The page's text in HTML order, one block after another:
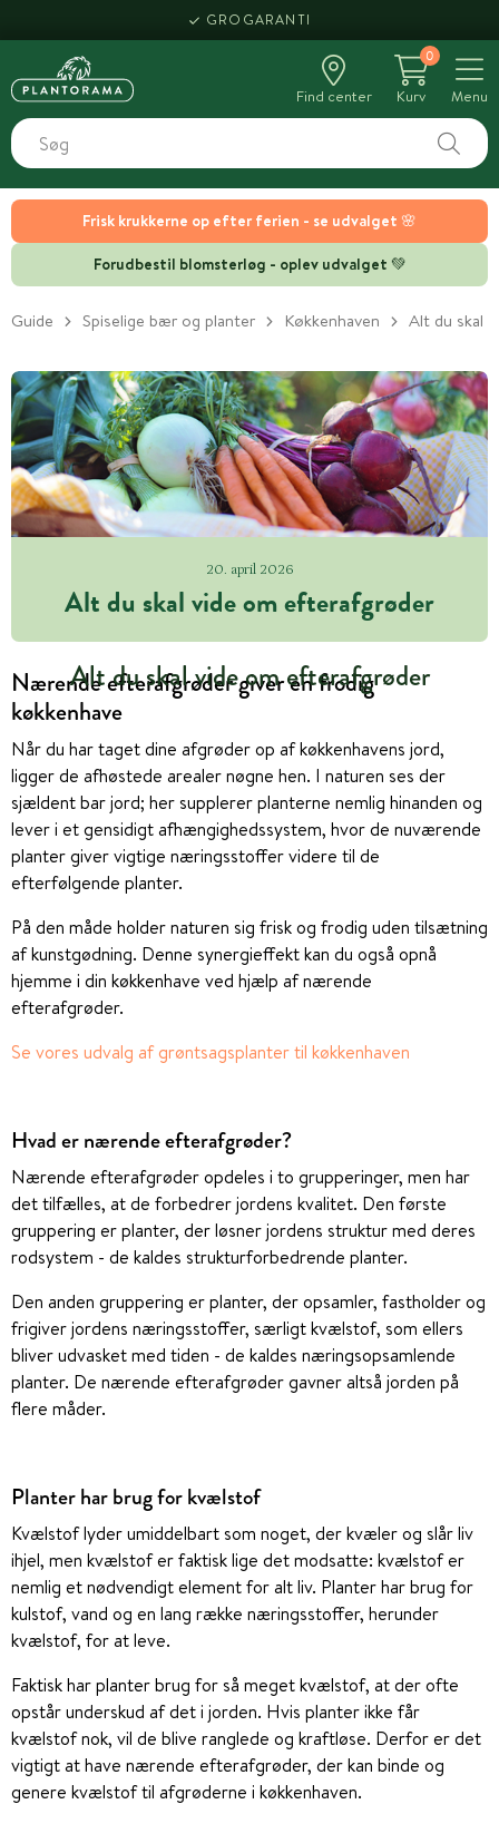
Frisk krukkerne op efter ferien - se udvalget 🌸
Forudbestil blomsterløg - oplev udvalget 💚
GROGARANTI
Find center
0
Kurv
Menu
Guide Spiselige bær og planter Køkkenhaven Alt du skal
20. april 2026
Alt du skal vide om efterafgrøder
Alt du skal vide om efterafgrøder
Nærende efterafgrøder giver en frodig
køkkenhave
Når du har taget dine afgrøder op af køkkenhavens jord,
ligger de afhøstede arealer nøgne hen. I naturen ses der
sjældent bar jord; her supplerer planterne nemlig hinanden og
lever i et gensidigt afhængighedssystem, hvor de nuværende
planter giver vigtige næringsstoffer videre til de
efterfølgende planter.
På den måde holder naturen sig frisk og frodig uden tilsætning
af kunstgødning. Denne synergieffekt kan du også opnå
hjemme i din køkkenhave ved hjælp af nærende
efterafgrøder.
Se vores udvalg af grøntsagsplanter til køkkenhaven
Hvad er nærende efterafgrøder?
Nærende efterafgrøder opdeles i to grupperinger, men har
det tilfælles, at de forbedrer jordens kvalitet. Den første
gruppering er planter, der løsner jordens struktur med deres
rodsystem - de kaldes strukturforbedrende planter.
Den anden gruppering er planter, der opsamler, fastholder og
frigiver jordens næringsstoffer, særligt kvælstof, som ellers
bliver udvasket med tiden - de kaldes næringsopsamlende
planter. De nærende efterafgrøder gavner altså jorden på
flere måder.
Planter har brug for kvælstof
Kvælstof lyder umiddelbart som noget, der kvæler og slår liv
ihjel, men kvælstof er faktisk lige det modsatte: kvælstof er
nemlig et nødvendigt element for alt liv. Planter har brug for
kulstof, vand og en lang række næringsstoffer, herunder
kvælstof, for at leve.
Faktisk har planter brug for så meget kvælstof, at der ofte
opstår underskud af det i jorden. Hvis planter ikke får
kvælstof nok, vil de blive ranglede og kraftløse. Derfor er det
vigtigt at have nærende efterafgrøder, der kan binde og
genere kvælstof til afgrøderne i køkkenhaven.